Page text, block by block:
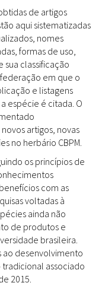
de artigos
aqui sistematizadas
nomes
formas de uso,
classificação
em que o
e listagens
espécie é citada. O
artigos, novas
no herbário CBPM.
os princípios de
com as
voltadas à
ainda não
de produtos e
brasileira.
ao desenvolvimento
associado
2015.